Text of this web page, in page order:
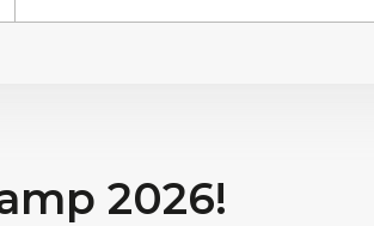
2026!